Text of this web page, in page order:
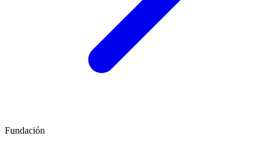
Fundación